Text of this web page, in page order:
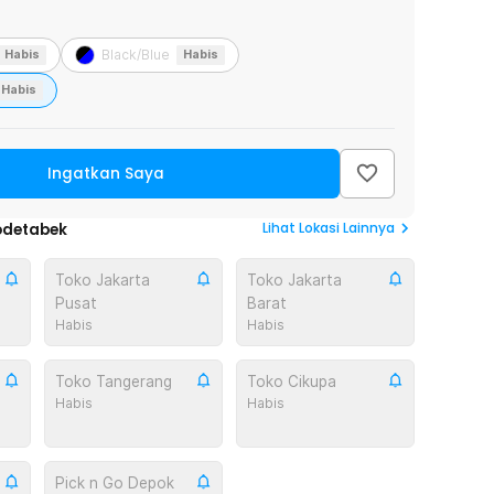
Habis Black/Blue Habis
Habis
Ingatkan Saya
Lihat Lokasi Lainnya
Toko Jakarta
Pusat
Habis
Toko Jakarta
Barat
Habis
Toko Tangerang
Habis
Toko Cikupa
Habis
Pick n Go Depok